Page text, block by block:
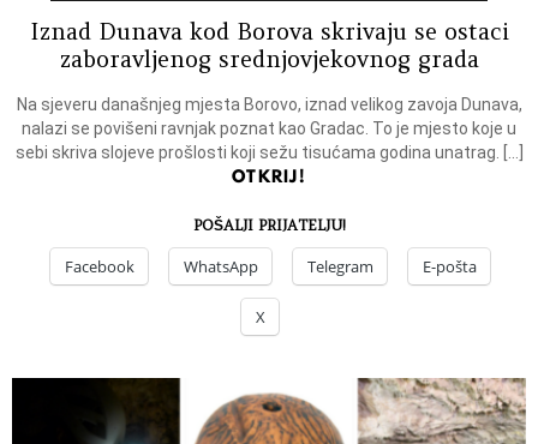
Iznad Dunava kod Borova skrivaju se ostaci
zaboravljenog srednjovjekovnog grada
Na sjeveru današnjeg mjesta Borovo, iznad velikog zavoja Dunava,
nalazi se povišeni ravnjak poznat kao Gradac. To je mjesto koje u
sebi skriva slojeve prošlosti koji sežu tisućama godina unatrag. […]
OTKRIJ!
POŠALJI PRIJATELJU!
Facebook WhatsApp Telegram E-pošta
X